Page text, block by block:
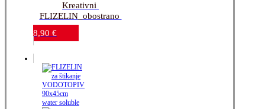
Kreativni
FLIZELIN_obostrano
se lijepi
glačalom_150x30cm
8,90 €